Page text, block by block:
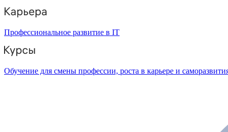
Профессиональное развитие в IT
Обучение для смены профессии, роста в карьере и